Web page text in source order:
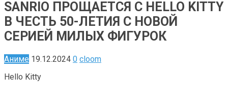
SANRIO ПРОЩАЕТСЯ С HELLO KITTY
В ЧЕСТЬ 50-ЛЕТИЯ С НОВОЙ
СЕРИЕЙ МИЛЫХ ФИГУРОК
Аниме 19.12.2024 0 cloom
Hello Kitty